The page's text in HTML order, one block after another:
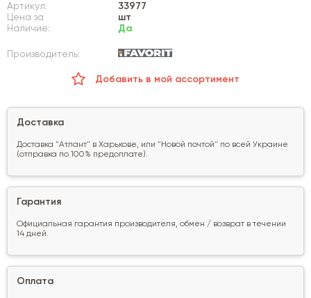
Артикул:
33977
Цена за
шт
Наличие:
Да
Производитель:
Добавить в мой ассортимент
Доставка
Доставка "Атлант" в Харькове, или "Новой почтой" по всей Украине
(отправка по 100% предоплате).
Гарантия
Официальная гарантия производителя, обмен / возврат в течении
14 дней.
Оплата